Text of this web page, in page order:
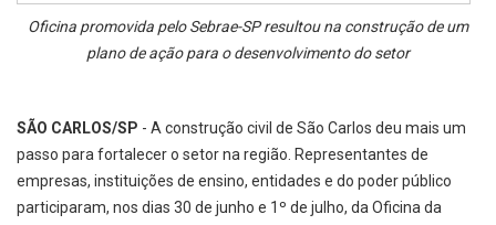
Oficina promovida pelo Sebrae-SP resultou na construção de um
plano de ação para o desenvolvimento do setor
SÃO CARLOS/SP - A construção civil de São Carlos deu mais um
passo para fortalecer o setor na região. Representantes de
empresas, instituições de ensino, entidades e do poder público
participaram, nos dias 30 de junho e 1º de julho, da Oficina da